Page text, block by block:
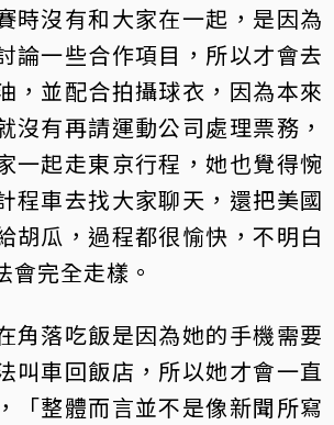
時沒有和大家在一起，是因為
論一些合作項目，所以才會去
，並配合拍攝球衣，因為本來
沒有再請運動公司處理票務，
一起走東京行程，她也覺得惋
程車去找大家聊天，還把美國
胡瓜，過程都很愉快，不明白
會完全走樣。
角落吃飯是因為她的手機需要
叫車回飯店，所以她才會一直
「整體而言並不是像新聞所寫